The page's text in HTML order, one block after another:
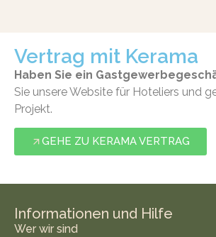
Vertrag mit Kerama
Haben Sie ein
Sie unsere Website für Hoteliers und
Projekt.
GEHE ZU KERAMA VERTRAG
Informationen und Hilfe
Wer wir sind